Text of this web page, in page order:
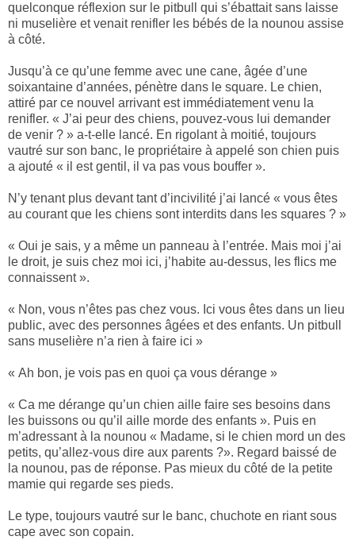
quelconque réflexion sur le pitbull qui s’ébattait sans laisse
ni muselière et venait renifler les bébés de la nounou assise
à côté.
Jusqu’à ce qu’une femme avec une cane, âgée d’une
soixantaine d’années, pénètre dans le square. Le chien,
attiré par ce nouvel arrivant est immédiatement venu la
renifler. « J’ai peur des chiens, pouvez-vous lui demander
de venir ? » a-t-elle lancé. En rigolant à moitié, toujours
vautré sur son banc, le propriétaire à appelé son chien puis
a ajouté « il est gentil, il va pas vous bouffer ».
N’y tenant plus devant tant d’incivilité j’ai lancé « vous êtes
au courant que les chiens sont interdits dans les squares ? »
« Oui je sais, y a même un panneau à l’entrée. Mais moi j’ai
le droit, je suis chez moi ici, j’habite au-dessus, les flics me
connaissent ».
« Non, vous n’êtes pas chez vous. Ici vous êtes dans un lieu
public, avec des personnes âgées et des enfants. Un pitbull
sans muselière n’a rien à faire ici »
« Ah bon, je vois pas en quoi ça vous dérange »
« Ca me dérange qu’un chien aille faire ses besoins dans
les buissons ou qu’il aille morde des enfants ». Puis en
m’adressant à la nounou « Madame, si le chien mord un des
petits, qu’allez-vous dire aux parents ?». Regard baissé de
la nounou, pas de réponse. Pas mieux du côté de la petite
mamie qui regarde ses pieds.
Le type, toujours vautré sur le banc, chuchote en riant sous
cape avec son copain.